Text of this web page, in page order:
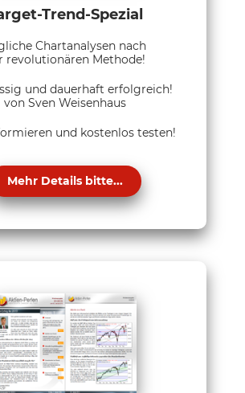
Trend-Spezial
Chartanalysen nach
revolutionären Methode!
und dauerhaft erfolgreich!
von Sven Weisenhaus
und kostenlos testen!
Mehr Details bitte...